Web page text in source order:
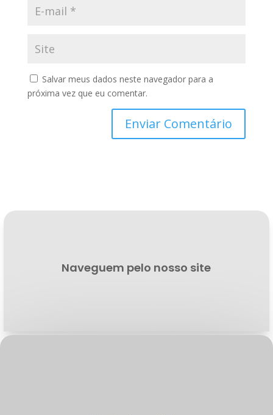
Salvar meus dados neste navegador para a
próxima vez que eu comentar.
Naveguem pelo nosso site